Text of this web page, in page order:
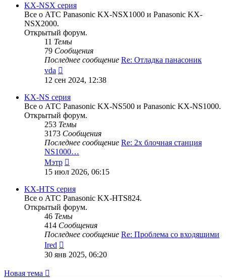
KX-NSX серия
Все о АТС Panasonic KX-NSX1000 и Panasonic KX-
NSX2000.
Открытый форум.
11 Темы
79 Сообщения
Последнее сообщение Re: Отладка панасоник
vda
к
последнему
сообщению
12 сен 2024, 12:38
KX-NS серия
Все о АТС Panasonic KX-NS500 и Panasonic KX-NS1000.
Открытый форум.
253 Темы
3173 Сообщения
Последнее сообщение Re: 2х блочная станция
NS1000…
Мэтр
к
последнему
сообщению
15 июл 2026, 06:15
KX-HTS серия
Все о АТС Panasonic KX-HTS824.
Открытый форум.
46 Темы
414 Сообщения
Последнее сообщение Re: Проблема со входящими
Ired
к
последнему
30 янв 2025, 06:20
Новая тема